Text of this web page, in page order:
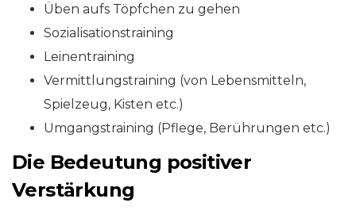
Üben aufs Töpfchen zu gehen
Sozialisationstraining
Leinentraining
Vermittlungstraining (von Lebensmitteln,
Spielzeug, Kisten etc.)
Umgangstraining (Pflege, Berührungen etc.)
Die Bedeutung positiver
Verstärkung